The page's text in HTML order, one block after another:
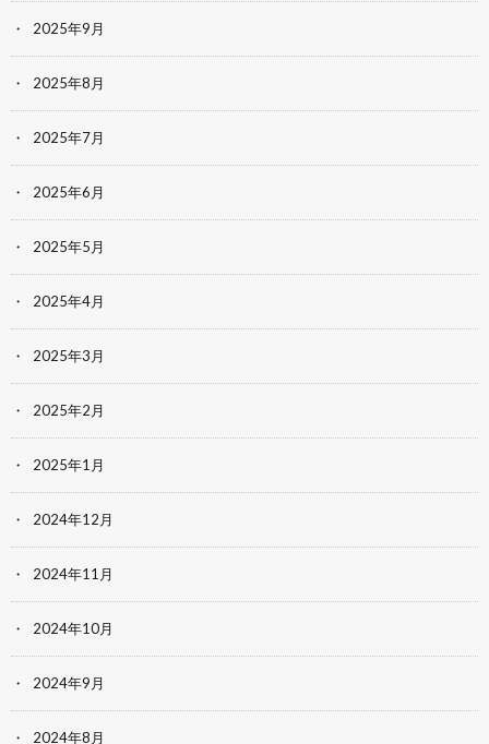
2025年9月
2025年8月
2025年7月
2025年6月
2025年5月
2025年4月
2025年3月
2025年2月
2025年1月
2024年12月
2024年11月
2024年10月
2024年9月
2024年8月